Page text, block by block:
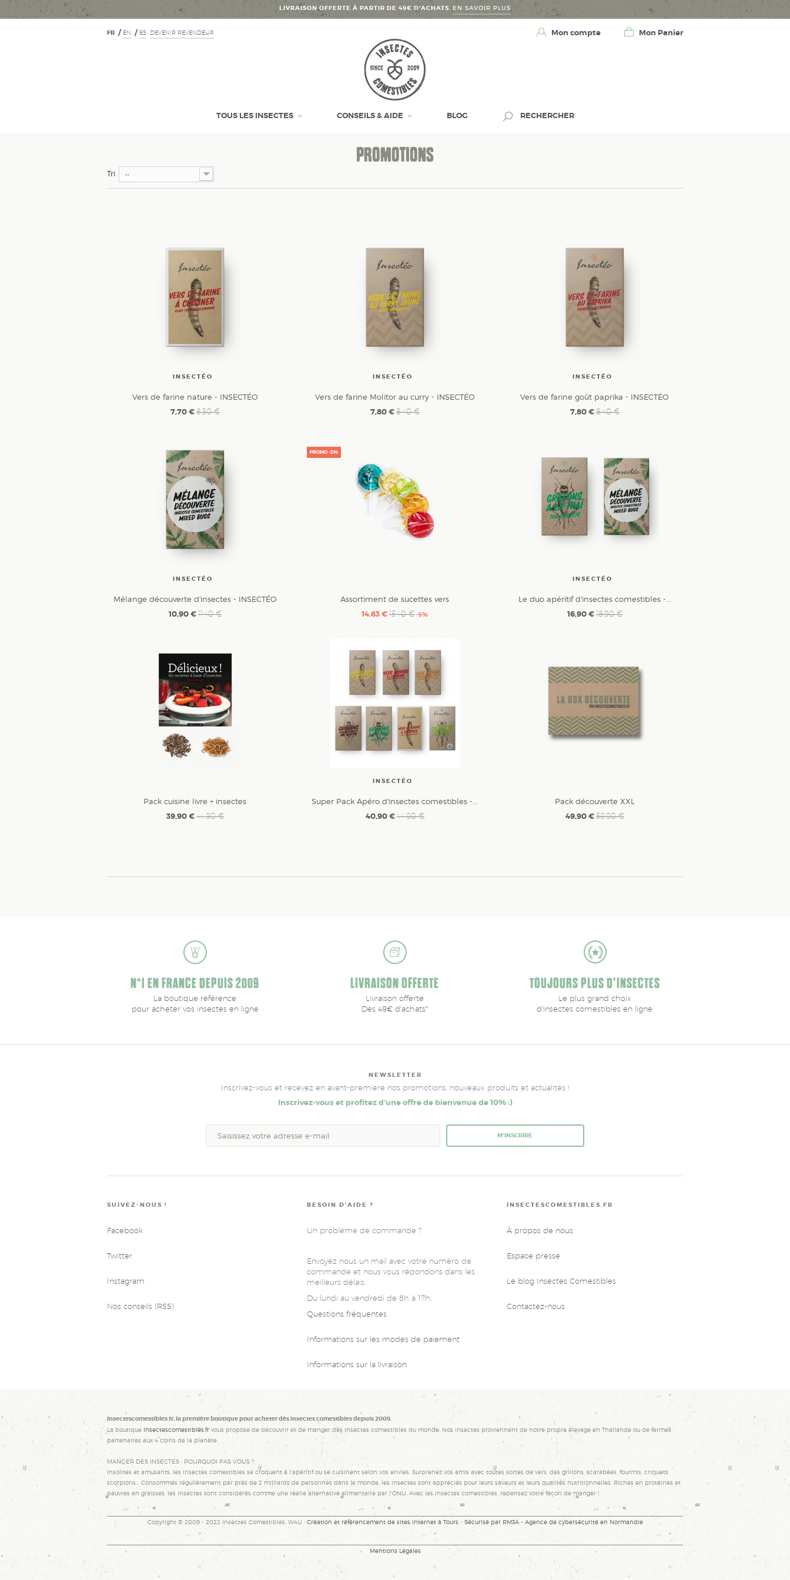
LIVRAISON OFFERTE À PARTIR DE 49€ D’ACHATS. EN SAVOIR PLUS
FR EN ES DEVENIR REVENDEUR Mon compte Mon Panier
TOUS LES INSECTES CONSEILS & AIDE BLOG RECHERCHER
PROMOTIONS
Tri --
INSECTÉO
Vers de farine nature - INSECTÉO
7,70 €8,30 €
INSECTÉO
Vers de farine Molitor au curry - INSECTÉO
7,80 €8,40 €
INSECTÉO
Vers de farine goût paprika - INSECTÉO
7,80 €8,40 €
INSECTÉO
Mélange découverte d'insectes - INSECTÉO
10,90 €11,40 €
PROMO -5%
Assortiment de sucettes vers
14,63 € 15,40 € -5%
INSECTÉO
Le duo apéritif d'insectes comestibles -...
16,90 €18,90 €
Pack cuisine livre + insectes
39,90 €44,90 €
INSECTÉO
Super Pack Apéro d'insectes comestibles -...
40,90 €44,90 €
Pack découverte XXL
49,90 €59,90 €
N°1 EN FRANCE DEPUIS 2009
La boutique référence
pour acheter vos insectes en ligne
LIVRAISON OFFERTE
Livraison offerte
Dès 49€ d'achats*
TOUJOURS PLUS D'INSECTES
Le plus grand choix
d'insectes comestibles en ligne
NEWSLETTER
Inscrivez-vous et recevez en avant-première nos promotions, nouveaux produits et actualités !
Inscrivez-vous et profitez d’une offre de bienvenue de 10% :)
M'INSCRIRE
SUIVEZ-NOUS !
Facebook
Twitter
Instagram
Nos conseils (RSS)
BESOIN D’AIDE ?
Un probleme de commande ?
Envoyez nous un mail avec votre numéro de
commande et nous vous répondons dans les
meilleurs délais.
Du lundi au vendredi de 8h à 17h.
Questions fréquentes
Informations sur les modes de paiement
Informations sur la livraison
INSECTESCOMESTIBLES.FR
À propos de nous
Espace presse
Le blog Insectes Comestibles
Contactez-nous
Insectescomestibles.fr, la première boutique pour acheter des insectes comestibles depuis 2009.
La boutique Insectescomestibles.fr vous propose de découvrir et de manger des insectes comestibles du monde. Nos insectes proviennent de notre propre élevage en Thaïlande ou de fermes
partenaires aux 4 coins de la planète.
MANGER DES INSECTES : POURQUOI PAS VOUS ?
Insolites et amusants, les insectes comestibles se croquent à l'apéritif ou se cuisinent selon vos envies. Surprenez vos amis avec toutes sortes de vers, des grillons, scarabées, fourmis, criquets,
scorpions... Consommés régulièrement par près de 2 milliards de personnes dans le monde, les insectes sont appréciés pour leurs saveurs et leurs qualités nutritionnelles. Riches en protéines et
pauvres en graisses, les insectes sont considérés comme une réelle alternative alimentaire par l'ONU. Avec les insectes comestibles, repensez votre façon de manger !
Copyright © 2009 - 2022 Insectes Comestibles. W4U : Création et référencement de sites internet à Tours- Sécurisé par RM3A - Agence de cybersécurité en Normandie
Mentions Légales